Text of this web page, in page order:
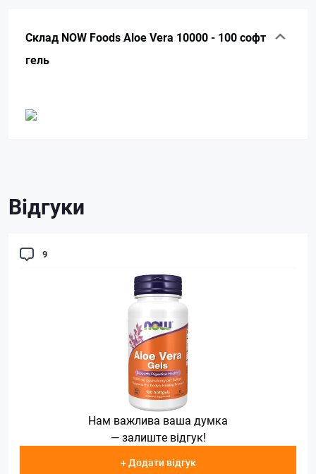
Склад NOW Foods Aloe Vera 10000 - 100 софт
гель
Відгуки
9
Нам важлива ваша думка
— залиште відгук!
+ Додати відгук